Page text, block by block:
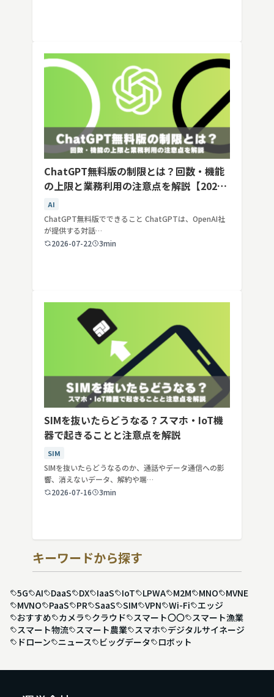
ChatGPT無料版の制限とは？回数・機能
の上限と業務利用の注意点を解説【2026
年最新】
AI
ChatGPT無料版でできること ChatGPTは、OpenAI社
が提供する対話…
2026-07-22
3min
SIMを抜いたらどうなる？スマホ・IoT機
器で起きることと注意点を解説
SIM
SIMを抜いたらどうなるのか、通話やデータ通信への影
響、消えないデータ、解約や端…
2026-07-16
3min
キーワードから探す
5G AI DaaS DX IaaS IoT LPWA M2M MNO
MVNE
MVNO
PaaS PR SaaS SIM VPN Wi-Fi
エッジ
おすすめ
カメラ クラウド スマート〇〇
スマート漁業
スマート物流
スマート農業 スマホ
デジタルサイネージ
ドローン
ニュース ビッグデータ ロボット